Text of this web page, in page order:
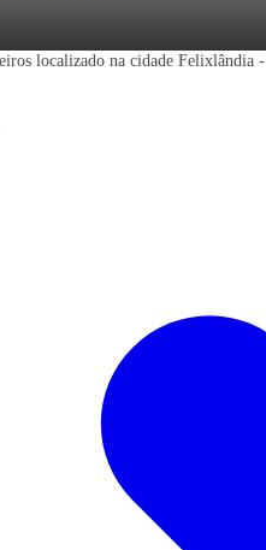
localizado na cidade Felixlândia -